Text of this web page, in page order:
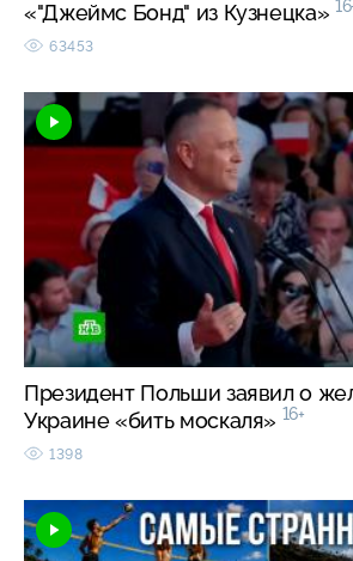
«"Джеймс Бонд" из Кузнецка»
63453
Президент Польши заявил о
Украине «бить москаля» 16+
1398